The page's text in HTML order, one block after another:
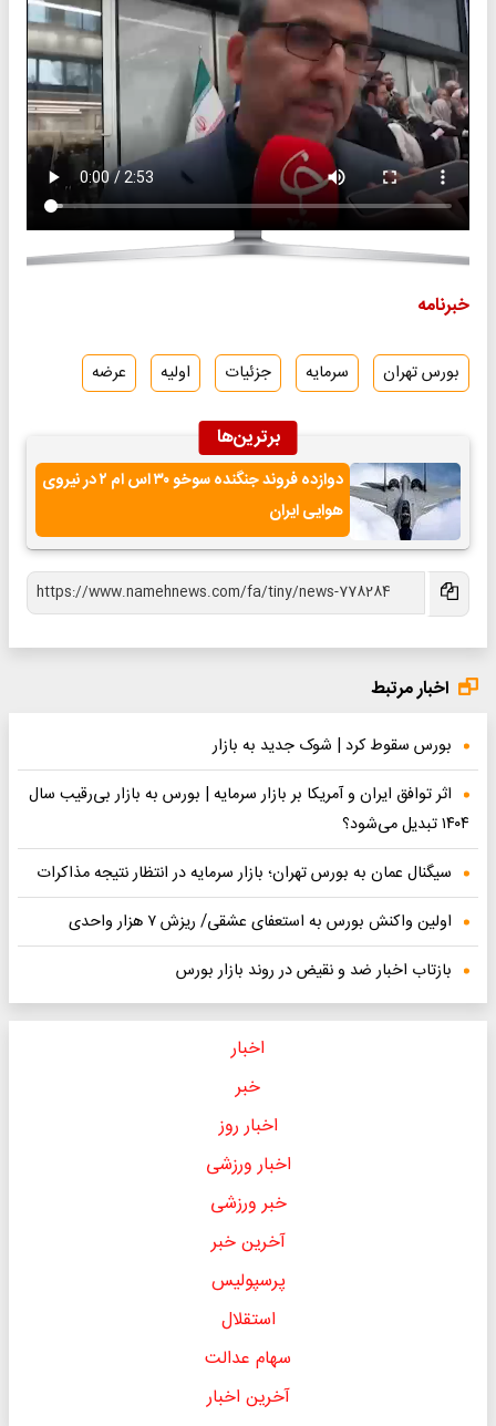
خبرنامه
بورس تهران سرمایه جزئیات اولیه عرضه
برترین‌ها
دوازده فروند جنگنده سوخو ۳۰ اس ام ۲ در نیروی
هوایی ایران
اخبار مرتبط
بورس سقوط کرد | شوک جدید به بازار
اثر توافق ایران و آمریکا بر بازار سرمایه | بورس به بازار بی‌رقیب سال
۱۴۰۴ تبدیل می‌شود؟
سیگنال عمان به بورس تهران؛ بازار سرمایه در انتظار نتیجه مذاکرات
اولین واکنش بورس به استعفای عشقی/ ریزش ۷ هزار واحدی
بازتاب اخبار ضد و نقیض در روند بازار بورس
اخبار
خبر
اخبار روز
اخبار ورزشی
خبر ورزشی
آخرین خبر
پرسپولیس
استقلال
سهام عدالت
آخرین اخبار